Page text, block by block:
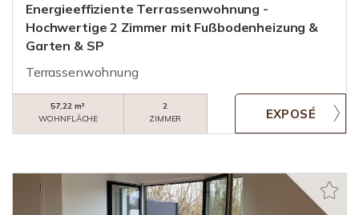
Energieeffiziente Terrassenwohnung -
Hochwertige 2 Zimmer mit Fußbodenheizung &
Garten & SP
Terrassenwohnung
57,22 m²
WOHNFLÄCHE
2
ZIMMER